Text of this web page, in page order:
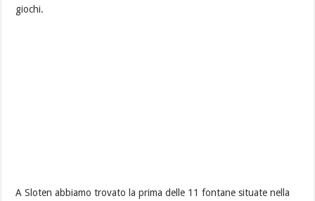
giochi.
A Sloten abbiamo trovato la prima delle 11 fontane situate nella